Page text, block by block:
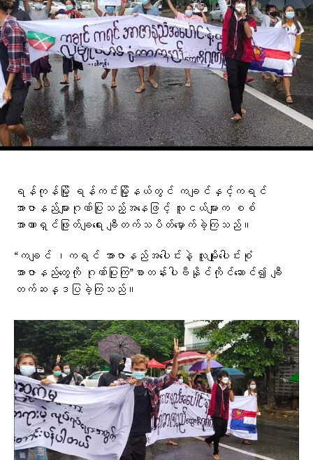
ရန်ကုန်မြို့ ရန်ကင်းမြို့နယ်တွင် ကချင်နှင့်ကရင်
အာဇာနည်များဂုဏ်ပြုသည့်အ​နေဖြင့် လူငယ်များက စစ်
အာဏာရှင်ဖြုတ်ချရေး ချီတက်သပိတ်​မှောက်ခဲ့ကြသည်။
“ကချင် ၊ကရင် အာဇာနည်အ​ပေါင်းနဲ့ လူမျိုး​ပေါင်းစုံ
အာဇာနည်​တွေကို ဂုဏ်ပြုကြ”စာတန်းပါဗီနိုင်ကိုင်​ဆောင်၍ ချီ
တက်ဆန္ဒပြခဲ့ကြသည်။